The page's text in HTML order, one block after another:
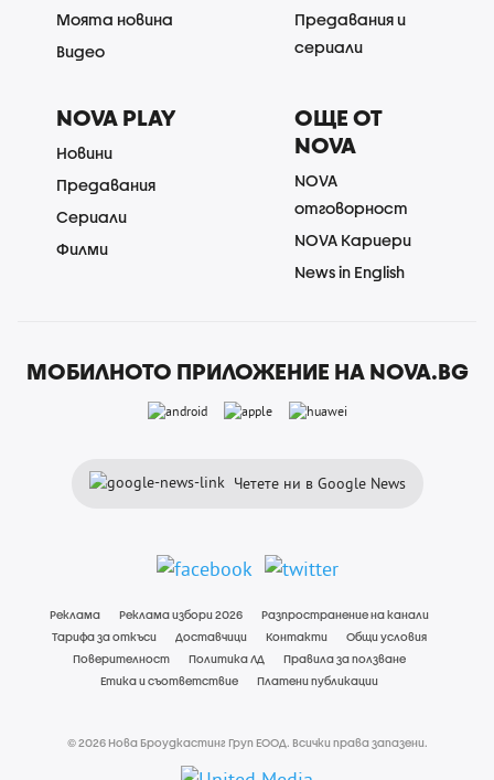
Моята новина
Видео
Предавания и
сериали
NOVA PLAY
Новини
Предавания
Сериали
Филми
ОЩЕ ОТ
NOVA
NOVA
отговорност
NOVA Кариери
News in English
МОБИЛНОТО ПРИЛОЖЕНИЕ НА NOVA.BG
Четете ни в Google News
Реклама Реклама избори 2026
Разпространение на канали
Тарифа за откъси
Доставчици Контакти
Общи условия
Поверителност
Политика ЛД
Правила за ползване
Етика и съответствие
Платени публикации
© 2026 Нова Броудкастинг Груп ЕООД. Всички права запазени.